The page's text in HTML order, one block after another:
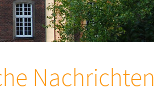
Nachrichten